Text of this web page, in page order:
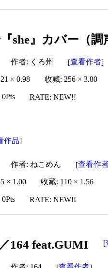
she』カバー（調
作者: くろ州 [查看作者]
× 0.98 收藏: 256 × 3.80
0Pts RATE: NEW!!
作品]
作者: ねこめん [查看作
× 1.00 收藏: 110 × 1.56
0Pts RATE: NEW!!
164 feat.GUMI [